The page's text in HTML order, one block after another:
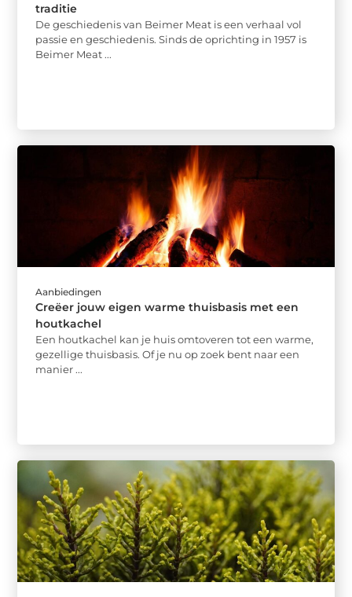
traditie
De geschiedenis van Beimer Meat is een verhaal vol
passie en geschiedenis. Sinds de oprichting in 1957 is
Beimer Meat ...
Aanbiedingen
Creëer jouw eigen warme thuisbasis met een
houtkachel
Een houtkachel kan je huis omtoveren tot een warme,
gezellige thuisbasis. Of je nu op zoek bent naar een
manier ...